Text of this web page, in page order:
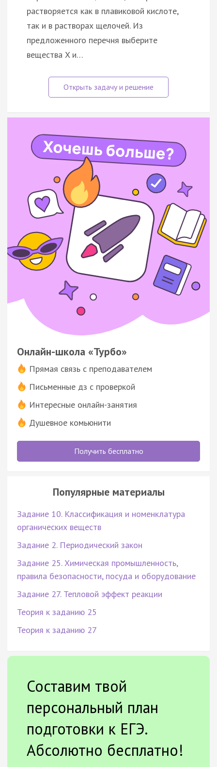
растворяется как в плавиковой кислоте,
так и в растворах щелочей. Из
предложенного перечня выберите
вещества X и…
Онлайн-школа «Турбо»
Прямая связь с преподавателем
Письменные дз с проверкой
Интересные онлайн-занятия
Душевное комьюнити
Получить бесплатно
Популярные материалы
Задание 10. Классификация и номенклатура
органических веществ
Задание 2. Периодический закон
Задание 25. Химическая промышленность,
правила безопасности, посуда и оборудование
Задание 27. Тепловой эффект реакции
Теория к заданию 25
Теория к заданию 27
Составим твой
персональный план
подготовки к ЕГЭ.
Абсолютно бесплатно!